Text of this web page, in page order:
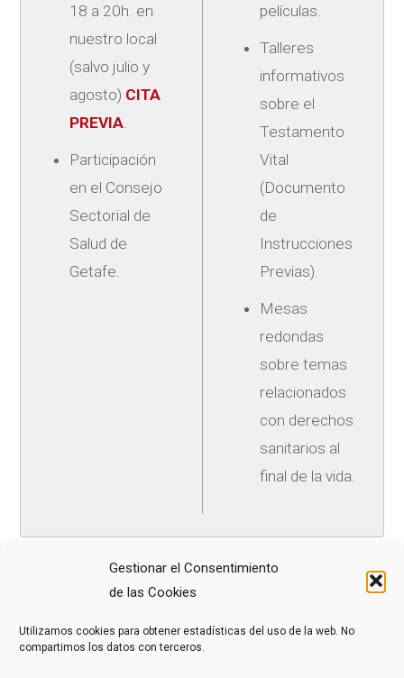
Gestionar el Consentimiento
de las Cookies
Utilizamos cookies para obtener estadísticas del uso de la web. No
compartimos los datos con terceros.
18 a 20h. en
nuestro local
(salvo julio y
agosto) CITA
PREVIA
Participación
en el Consejo
Sectorial de
Salud de
Getafe.
películas.
Talleres
informativos
sobre el
Testamento
Vital
(Documento
de
Instrucciones
Previas).
Mesas
redondas
sobre temas
relacionados
con derechos
sanitarios al
final de la vida.
COMPARTE ESTE ARTÍCULO